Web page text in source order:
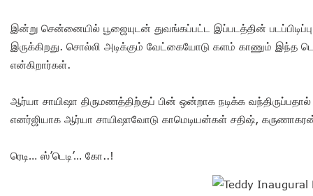
இன்று சென்னையில் பூஜையுடன் துவங்கப்பட்ட இப்படத்தின்
இருக்கிறது. சொல்லி அடிக்கும் வேட்கையோடு களம் காணும் இந்த
என்கிறார்கள்.
ஆர்யா சாயிஷா திருமணத்திற்குப் பின் ஒன்றாக நடிக்க வந்திருப்பதால்
எனர்ஜியாக ஆர்யா சாயிஷாவோடு காமெடியன்கள் சதிஷ்,
ரெடி… ஸ்’டெடி’… கோ..!